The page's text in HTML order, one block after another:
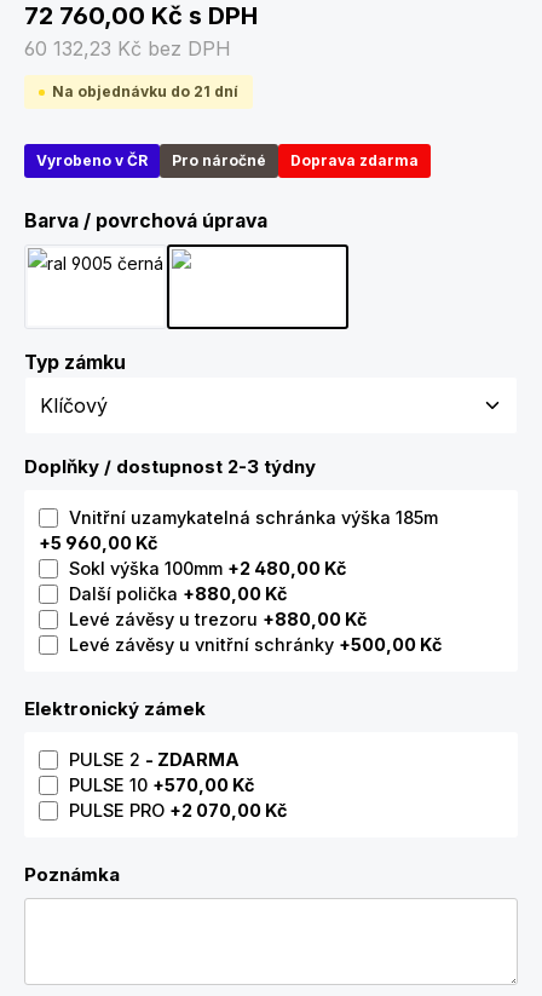
72 760,00 Kč s DPH
60 132,23 Kč bez DPH
Na objednávku do 21 dní
Vyrobeno v ČR Pro náročné Doprava zdarma
Barva / povrchová úpravaZvolte variantu
Typ zámku
Doplňky / dostupnost 2-3 týdny
Vnitřní uzamykatelná schránka výška 185m
+5 960,00 Kč
Sokl výška 100mm +2 480,00 Kč
Další polička +880,00 Kč
Levé závěsy u trezoru +880,00 Kč
Levé závěsy u vnitřní schránky +500,00 Kč
Elektronický zámek
PULSE 2 - ZDARMA
PULSE 10 +570,00 Kč
PULSE PRO +2 070,00 Kč
Poznámka